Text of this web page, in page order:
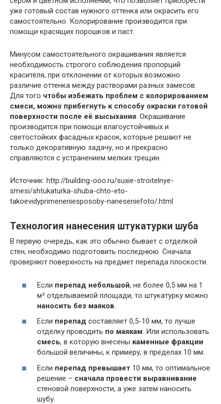
уже готовый состав нужного оттенка или окрасить его
самостоятельно. Колорирование производится при
помощи красящих порошков и паст.
Минусом самостоятельного окрашивания является
необходимость строгого соблюдения пропорций
красителя, при отклонении от которых возможно
различие оттенка между растворами разных замесов.
Для того чтобы избежать проблем с колорированием
смеси, можно прибегнуть к способу окраски готовой
поверхности после её высыхания. Окрашивание
производится при помощи влагоустойчивых и
светостойких фасадных красок, которые решают не
только декоративную задачу, но и прекрасно
справляются с устранением мелких трещин.
Источник: http://building-ooo.ru/suxie-stroitelnye-
smesi/shtukaturka-shuba-chto-eto-
takoevidyprimeneniesposoby-naneseniefoto/.html
Технология нанесения штукатурки шуба
В первую очередь, как это обычно бывает с отделкой
стен, необходимо подготовить последнюю. Сначала
проверяют поверхность на предмет перепада плоскости.
Если перепад небольшой, не более 0,5 мм на 1
м² отделываемой площади, то штукатурку можно
наносить без маяков
Если перепад составляет 0,5-10 мм, то лучше
отделку проводить по маякам. Или использовать
смесь, в которую внесены каменные фракции
большой величины, к примеру, в пределах 10 мм.
Если перепад превышает 10 мм, то оптимальное
решение – сначала провести выравнивание
стеновой поверхности, а уже затем наносить
шубу.